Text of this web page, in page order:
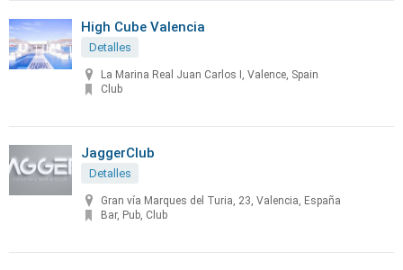
High Cube Valencia
Detalles
La Marina Real Juan Carlos I, Valence, Spain
Club
JaggerClub
Detalles
Gran vía Marques del Turia, 23, Valencia, España
Bar, Pub, Club